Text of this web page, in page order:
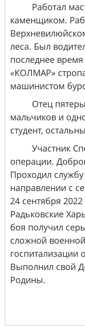
Работал
каменщиком.
леса. Был
последнее
«КОЛМАР»
машинистом
Отец пятерых
мальчиков и
студент,
Участник
операции.
Проходил
направлении с
24 сентября
Радьковские
боя получил
сложной
госпитализации
Выполнил свой
Родины.